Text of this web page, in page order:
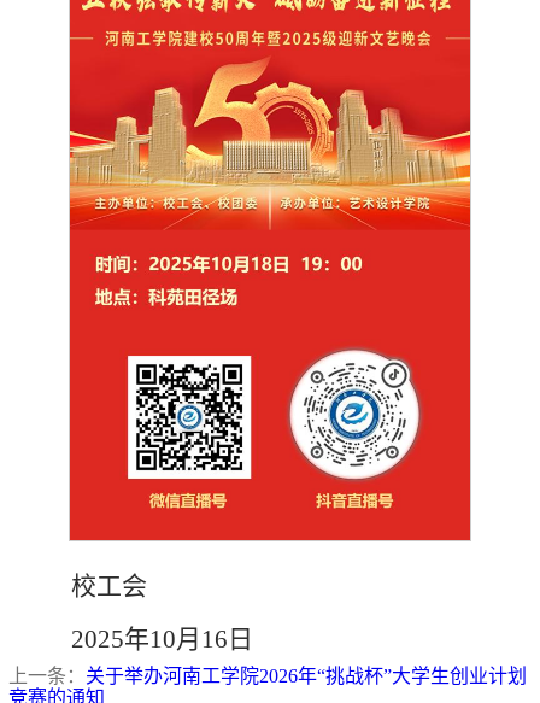
校工会
2025年10月16日
上一条： 关于举办河南工学院2026年“挑战杯”大学生创业计划
竞赛的通知